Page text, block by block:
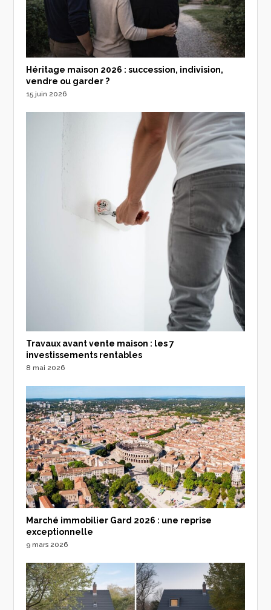
Héritage maison 2026 : succession, indivision,
vendre ou garder ?
15 juin 2026
Travaux avant vente maison : les 7
investissements rentables
8 mai 2026
Marché immobilier Gard 2026 : une reprise
exceptionnelle
9 mars 2026